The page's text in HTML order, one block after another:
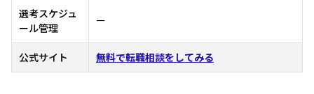
選考スケジュ
ール管理
ー
公式サイト 無料で転職相談をしてみる